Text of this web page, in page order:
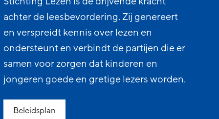
achter de leesbevordering. Zij genereert
en verspreidt kennis over lezen en
ondersteunt en verbindt de partijen die er
samen voor zorgen dat kinderen en
jongeren goede en gretige lezers worden.
Beleidsplan